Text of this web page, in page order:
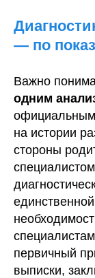
— по
Важно
одним
официальным
на истории
стороны
первичный
выписки,